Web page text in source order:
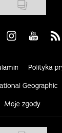
on Facebook
Visit us onVisit us on
Polityka
Geographic
Moje zgody